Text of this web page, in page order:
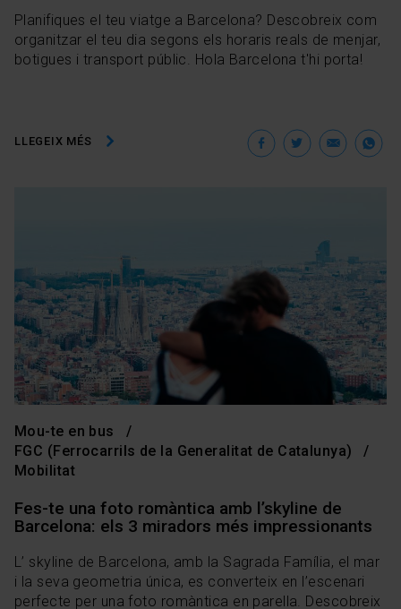
Planifiques el teu viatge a Barcelona? Descobreix com
organitzar el teu dia segons els horaris reals de menjar,
botigues i transport públic. Hola Barcelona t'hi porta!
LLEGEIX MÉS Facebook
Twitter
Mou-te en bus
FGC (Ferrocarrils de la Generalitat de Catalunya)
Mobilitat
Fes-te una foto romàntica amb l’skyline de
Barcelona: els 3 miradors més impressionants
L’ skyline de Barcelona, amb la Sagrada Família, el mar
i la seva geometria única, es converteix en l’escenari
perfecte per una foto romàntica en parella. Descobreix